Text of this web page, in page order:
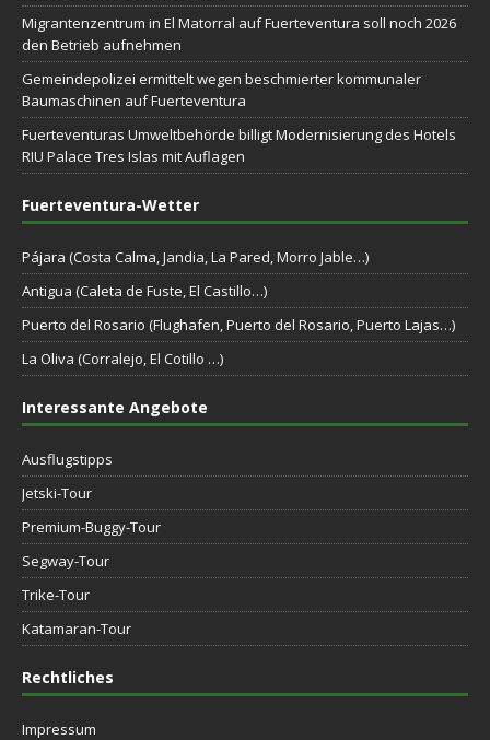
Migrantenzentrum in El Matorral auf Fuerteventura soll noch 2026
den Betrieb aufnehmen
Gemeindepolizei ermittelt wegen beschmierter kommunaler
Baumaschinen auf Fuerteventura
Fuerteventuras Umweltbehörde billigt Modernisierung des Hotels
RIU Palace Tres Islas mit Auflagen
Fuerteventura-Wetter
Pájara (Costa Calma, Jandia, La Pared, Morro Jable…)
Antigua (Caleta de Fuste, El Castillo…)
Puerto del Rosario (Flughafen, Puerto del Rosario, Puerto Lajas…)
La Oliva (Corralejo, El Cotillo …)
Interessante Angebote
Ausflugstipps
Jetski-Tour
Premium-Buggy-Tour
Segway-Tour
Trike-Tour
Katamaran-Tour
Rechtliches
Impressum